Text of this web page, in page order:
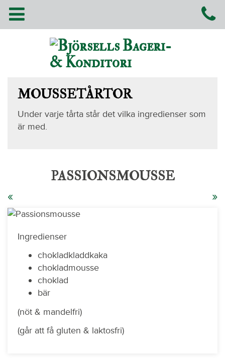
MOUSSETÅRTOR
Under varje tårta står det vilka ingredienser som
är med.
PASSIONSMOUSSE
«
»
Ingredienser
chokladkladdkaka
chokladmousse
choklad
bär
(nöt & mandelfri)
(går att få gluten & laktosfri)